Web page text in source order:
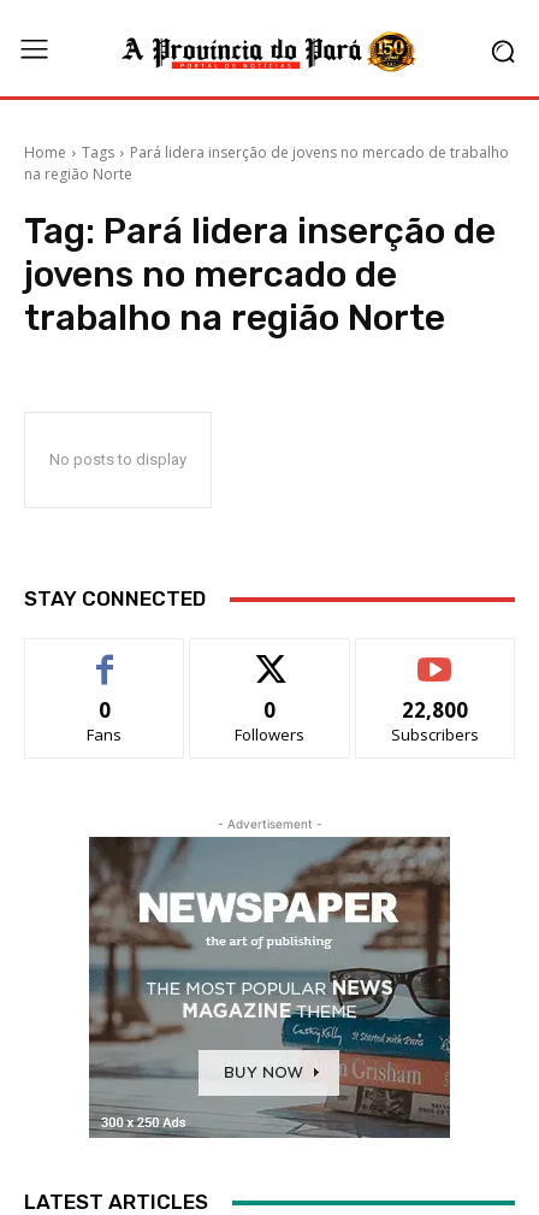
Home Tags
Pará lidera inserção de jovens no mercado de trabalho
na região Norte
Tag: Pará lidera inserção de
jovens no mercado de
trabalho na região Norte
No posts to display
STAY CONNECTED
0
Fans
0
Followers
22,800
Subscribers
- Advertisement -
LATEST ARTICLES